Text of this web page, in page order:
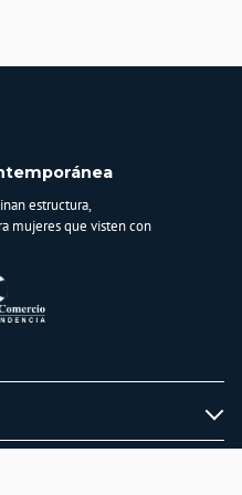
estructura,
mujeres que visten con